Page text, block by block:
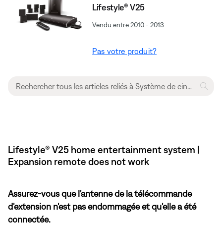
Lifestyle® V25
Vendu entre 2010 - 2013
Pas votre produit?
Lifestyle® V25 home entertainment system |
Expansion remote does not work
Assurez-vous que l'antenne de la télécommande
d'extension n'est pas endommagée et qu'elle a été
connectée.